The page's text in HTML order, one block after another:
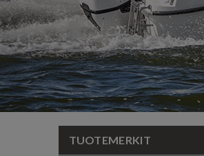
TUOTEMERKIT